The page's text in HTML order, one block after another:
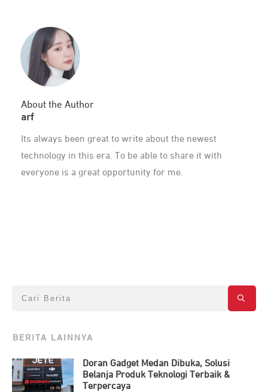
About the Author
arf
Its always been great to write about the newest
technology in this era. To be able to share it with
everyone is a great opportunity for me.
BERITA LAINNYA
Doran Gadget Medan Dibuka, Solusi
Belanja Produk Teknologi Terbaik &
Terpercaya